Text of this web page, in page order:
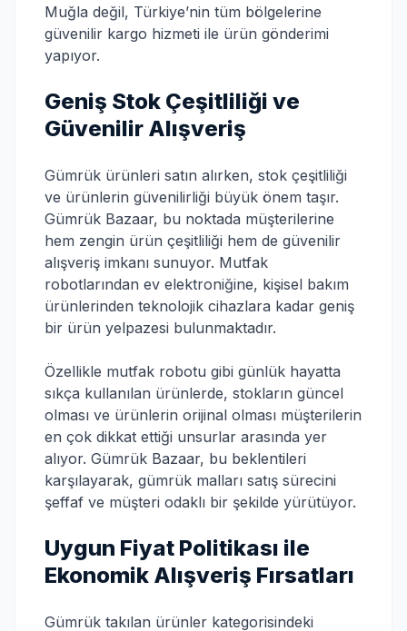
Muğla değil, Türkiye’nin tüm bölgelerine
güvenilir kargo hizmeti ile ürün gönderimi
yapıyor.
Geniş Stok Çeşitliliği ve
Güvenilir Alışveriş
Gümrük ürünleri satın alırken, stok çeşitliliği
ve ürünlerin güvenilirliği büyük önem taşır.
Gümrük Bazaar, bu noktada müşterilerine
hem zengin ürün çeşitliliği hem de güvenilir
alışveriş imkanı sunuyor. Mutfak
robotlarından ev elektroniğine, kişisel bakım
ürünlerinden teknolojik cihazlara kadar geniş
bir ürün yelpazesi bulunmaktadır.
Özellikle mutfak robotu gibi günlük hayatta
sıkça kullanılan ürünlerde, stokların güncel
olması ve ürünlerin orijinal olması müşterilerin
en çok dikkat ettiği unsurlar arasında yer
alıyor. Gümrük Bazaar, bu beklentileri
karşılayarak, gümrük malları satış sürecini
şeffaf ve müşteri odaklı bir şekilde yürütüyor.
Uygun Fiyat Politikası ile
Ekonomik Alışveriş Fırsatları
Gümrük takılan ürünler kategorisindeki